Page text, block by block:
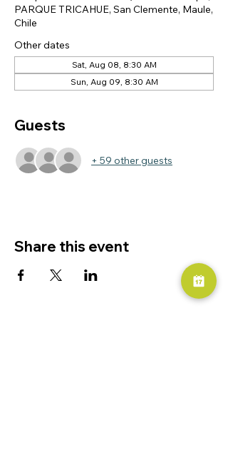
PARQUE TRICAHUE, San Clemente, Maule,
Chile
Other dates
Sat, Aug 08, 8:30 AM
Sun, Aug 09, 8:30 AM
Guests
+ 59 other guests
Share this event